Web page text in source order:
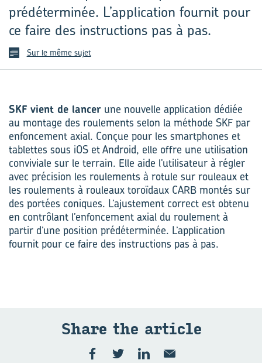
prédéterminée. L’application fournit pour
ce faire des instructions pas à pas.
Sur le même sujet
SKF vient de lancer une nouvelle application dédiée
au montage des roulements selon la méthode SKF par
enfoncement axial. Conçue pour les smartphones et
tablettes sous iOS et Android, elle offre une utilisation
conviviale sur le terrain. Elle aide l’utilisateur à régler
avec précision les roulements à rotule sur rouleaux et
les roulements à rouleaux toroïdaux CARB montés sur
des portées coniques. L’ajustement correct est obtenu
en contrôlant l’enfoncement axial du roulement à
partir d’une position prédéterminée. L’application
fournit pour ce faire des instructions pas à pas.
Share the ar­ticle